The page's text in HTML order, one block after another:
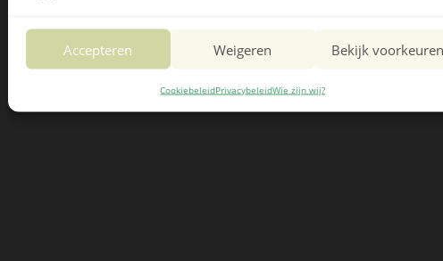
Accepteren Weigeren Bekijk voorkeuren
CookiebeleidPrivacybeleidWie zijn wij?